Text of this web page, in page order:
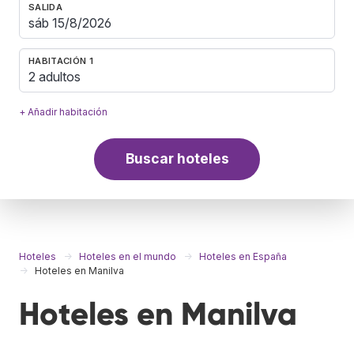
SALIDA
HABITACIÓN 1
2 adultos
+ Añadir habitación
Buscar hoteles
Hoteles Hoteles en el mundo
Hoteles en España
Hoteles en Manilva
Hoteles en Manilva